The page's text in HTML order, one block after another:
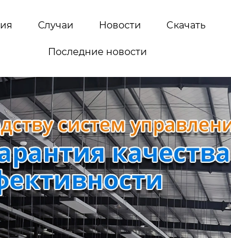
Случаи Новости Cкачать
Последние новости